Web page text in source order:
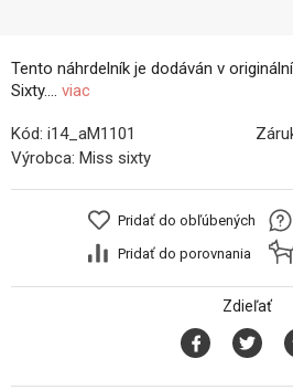
Tento náhrdelník je dodáván v
Sixty.... viac
Kód: i14_aM1101
Výrobca: Miss sixty
Pridať do obľúbených
Pridať do porovnania
Zdieľať